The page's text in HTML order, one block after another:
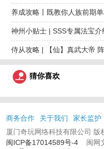
养成攻略丨既教你人族前期
神州小贴士 | SSS专属法宝介
侍从攻略 | 【仙】真武大帝
猜你喜欢
商务合作 关于我们 家长监护
厦门奇玩网络科技有限公司 版
闽ICP备17014589号-4闽网文